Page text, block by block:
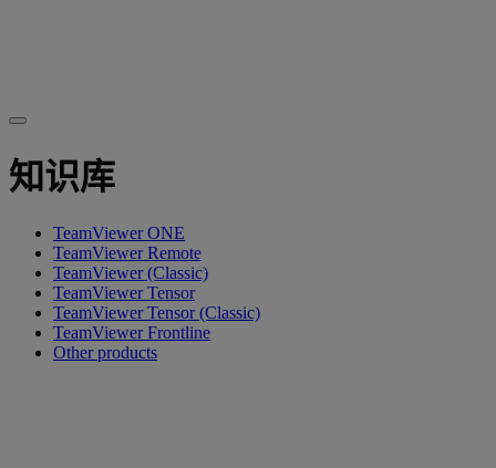
知识库
TeamViewer ONE
TeamViewer Remote
TeamViewer (Classic)
TeamViewer Tensor
TeamViewer Tensor (Classic)
TeamViewer Frontline
Other products